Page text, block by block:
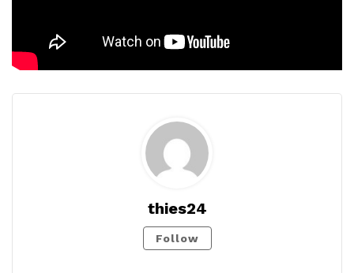
thies24
Follow